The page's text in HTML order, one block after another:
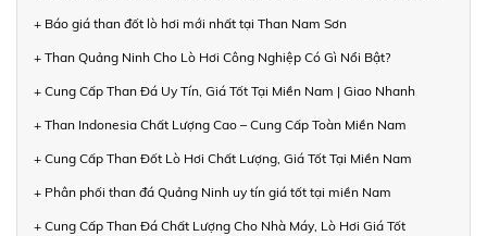
+ Báo giá than đốt lò hơi mới nhất tại Than Nam Sơn
+ Than Quảng Ninh Cho Lò Hơi Công Nghiệp Có Gì Nổi Bật?
+ Cung Cấp Than Đá Uy Tín, Giá Tốt Tại Miền Nam | Giao Nhanh
+ Than Indonesia Chất Lượng Cao – Cung Cấp Toàn Miền Nam
+ Cung Cấp Than Đốt Lò Hơi Chất Lượng, Giá Tốt Tại Miền Nam
+ Phân phối than đá Quảng Ninh uy tín giá tốt tại miền Nam
+ Cung Cấp Than Đá Chất Lượng Cho Nhà Máy, Lò Hơi Giá Tốt